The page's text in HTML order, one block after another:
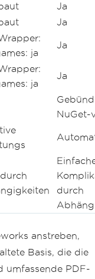
Ja
Ja
ja
Ja
ja
Ja
NuGet-
durch
anstreben,
Basis, die die
umfassende PDF-